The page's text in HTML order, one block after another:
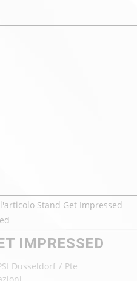
IMPRESSED
Dusseldorf / Pte